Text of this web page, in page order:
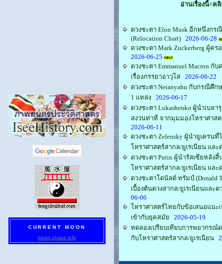
CURRENT MOON
moon phase info
อ่านเรื่องนี้<คลิ
ดวงชะตา Elon Musk อีกหนึ่งก
(Relocation Chart) 2026-06-28
ดวงชะตา Mark Zuckerberg ผู้คร
2026-06-25
ดวงชะตา Emmanuel Macron กั
เรื่องภรรยาอาวุโส 2026-06-22
ดวงชะตา Netanyahu กับกรณีศึก
1 แหล่ง 2026-06-17
ดวงชะตา Lukashenko ผู้นำเบ
สงวนท่าที จากมุมมองโหราศาส
2026-06-11
ดวงชะตา Zelensky ผู้นำยูเครน
โหราศาสตร์สากล/ยูเรเนียน และ
ดวงชะตา Putin ผู้นำรัสเซียหลัง
โหราศาสตร์สากล/ยูเรเนียน และ
ดวงชะตาโดนัลด์ ทรัมป์ (Donald
เบื้องต้นดวงสากล/ยูเรเนียนและด
06-06
โหราศาสตร์ไทยกับข้อเสนอแนะ
เข้ากับยุคสมัย 2026-05-19
ทดลองเปรียบเทียบการพยากรณ์
กับโหราศาสตร์สากล/ยูเรเนียน